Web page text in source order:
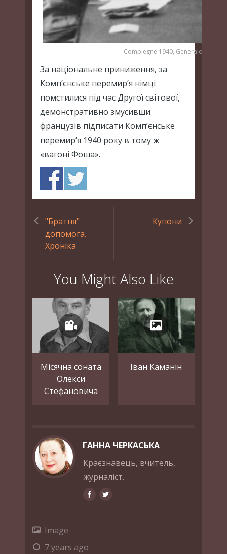
Compiegne 1940, Generaloberst
За національне приниження, за
Комп’єнське перемир’я німці
помстилися під час Другої світової,
демонстративно змусивши
французів підписати Комп’єнське
перемир’я 1940 року в тому ж
«вагоні Фоша».
"Братня"
допомога.
Хроніка
Купони
You Might Also Like
Місячна соната
Олекси
Стефановича
Іван Каманін
ГАННА ЧЕРКАСЬКА
Краєзнавець, вчитель,
журналіст.
Image
7 years ago